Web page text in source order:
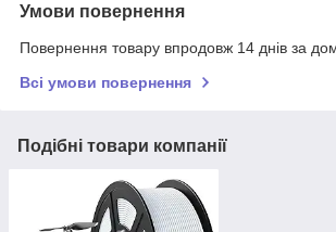
Умови повернення
Повернення товару впродовж 14 днів за
Всі умови повернення
Подібні товари компанії